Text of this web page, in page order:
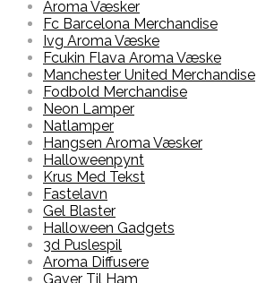
Aroma Væsker
Fc Barcelona Merchandise
Ivg Aroma Væske
Fcukin Flava Aroma Væske
Manchester United Merchandise
Fodbold Merchandise
Neon Lamper
Natlamper
Hangsen Aroma Væsker
Halloweenpynt
Krus Med Tekst
Fastelavn
Gel Blaster
Halloween Gadgets
3d Puslespil
Aroma Diffusere
Gaver Til Ham